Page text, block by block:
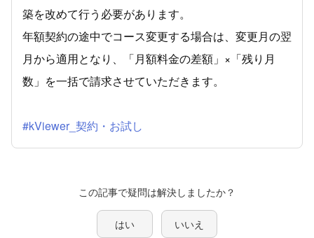
築を改めて行う必要があります。
年額契約の途中でコース変更する場合は、変更月の翌
月から適用となり、「月額料金の差額」×「残り月
数」を一括で請求させていただきます。
#kViewer_契約・お試し
この記事で疑問は解決しましたか？
はい いいえ